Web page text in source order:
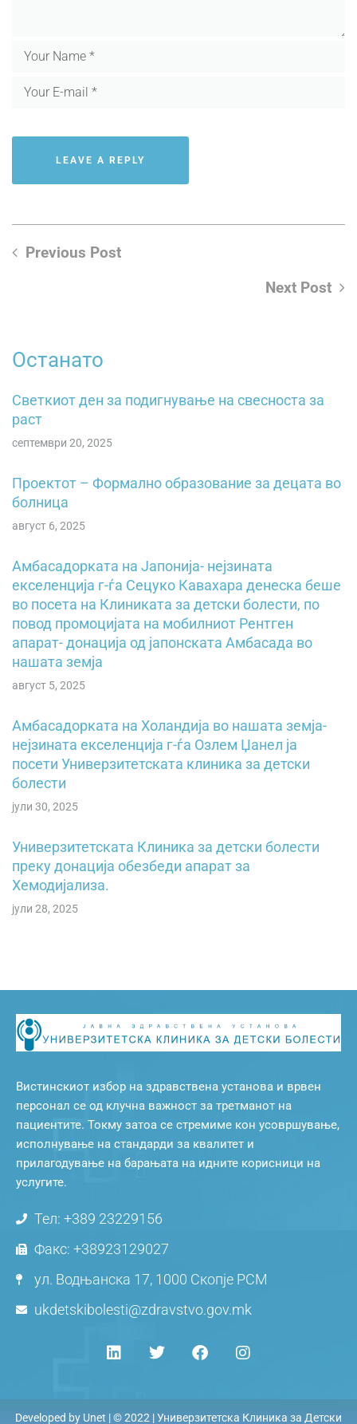
Previous Post
Next Post
Останато
Светкиот ден за подигнување на свесностa зa
pacт
септември 20, 2025
Проектот – Формално образование за децата во
болница
август 6, 2025
Амбасадорката на Јапонија- нејзината
екселенција г-ѓа Сецуко Кавахара денеска беше
во посета на Клиниката за детски болести, по
повод промоцијата на мобилниот Рентген
апарат- донација од јапонската Амбасада во
нашата земја
август 5, 2025
Амбасадорката на Холандија во нашата земја-
нејзината екселенција г-ѓа Озлем Џанел ја
посети Универзитетската клиника за детски
болести
јули 30, 2025
Универзитетската Клиника за детски болести
преку донација обезбеди апарат за
Хемодијализа.
јули 28, 2025
Вистинскиот избор на здравствена установа и врвен
персонал се од клучна важност за третманот на
пациентите. Токму затоа се стремиме кон усовршување,
исполнување на стандарди за квалитет и
прилагодување на барањата на идните корисници на
услугите.
Тел: +389 23229156
Факс: +38923129027
ул. Водњанска 17, 1000 Скопје РСМ
ukdetskibolesti@zdravstvo.gov.mk
Developed by Unet | © 2022 | Универзитетска Клиника за Детски